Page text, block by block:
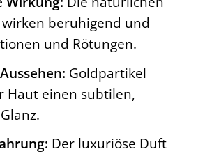
beruhigend und
und Rötungen.
Goldpartikel
Haut einen subtilen,
Der luxuriöse Duft